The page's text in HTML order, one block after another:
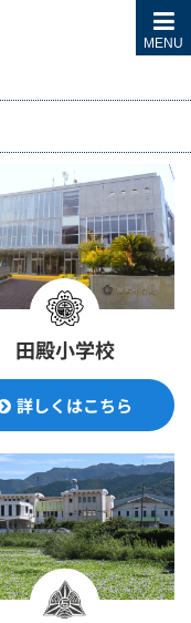
MENU
田殿小学校
詳しくはこちら